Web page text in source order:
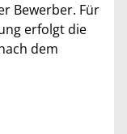
Bewerber. Für
erfolgt die
dem